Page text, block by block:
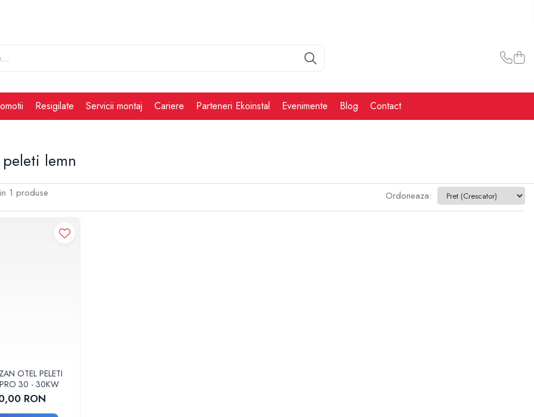
Resigilate Servicii montaj Cariere Parteneri Ekoinstal Evenimente Blog Contact
lemn
1 produse Ordoneaza:
OTEL PELETI
30 - 30KW
RON